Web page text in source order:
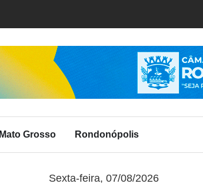
Mato Grosso Rondonópolis
Sexta-feira, 07/08/2026